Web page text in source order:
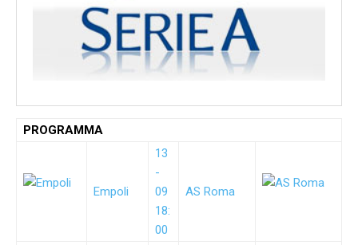
PROGRAMMA
Empoli
13
-
09
18:
00
AS Roma